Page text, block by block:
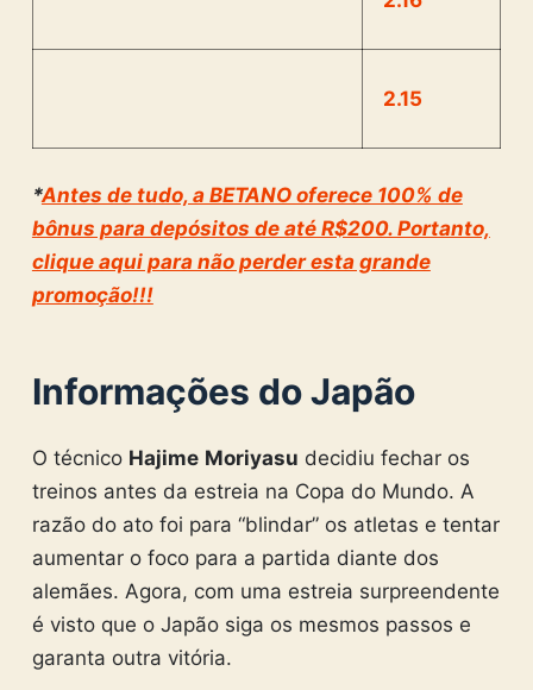
2.15
*Antes de tudo, a BETANO oferece 100% de
bônus para depósitos de até R$200. Portanto,
clique aqui para não perder esta grande
promoção!!!
Informações do Japão
O técnico Hajime Moriyasu decidiu fechar os
treinos antes da estreia na Copa do Mundo. A
razão do ato foi para “blindar” os atletas e tentar
aumentar o foco para a partida diante dos
alemães. Agora, com uma estreia surpreendente
é visto que o Japão siga os mesmos passos e
garanta outra vitória.